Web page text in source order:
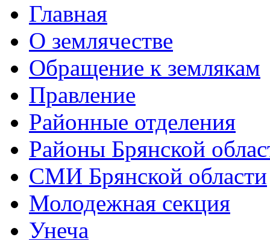
Главная
О землячестве
Обращение к землякам
Правление
Районные отделения
Районы Брянской
СМИ Брянской области
Молодежная секция
Унеча